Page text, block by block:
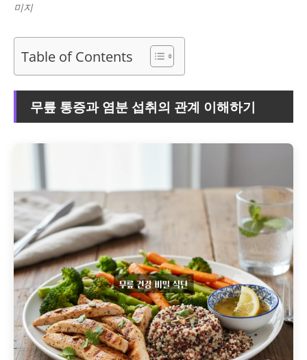
미지
Table of Contents
무릎 통증과 염분 섭취의 관계 이해하기